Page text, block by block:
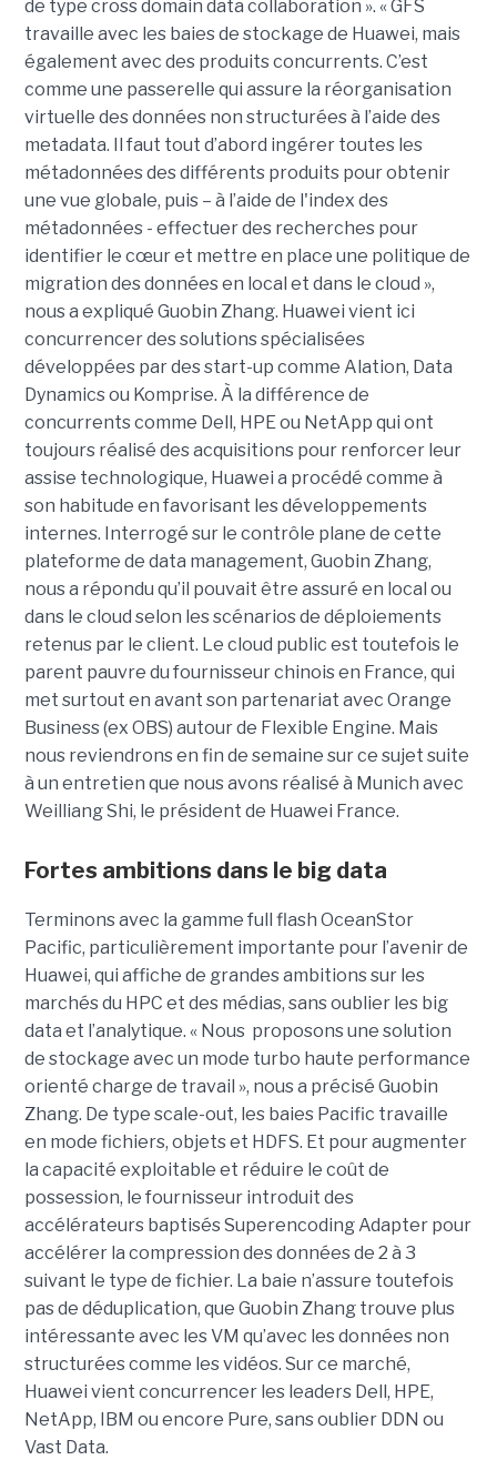
de type cross domain data collaboration ». « GFS
travaille avec les baies de stockage de Huawei, mais
également avec des produits concurrents. C’est
comme une passerelle qui assure la réorganisation
virtuelle des données non structurées à l’aide des
metadata. Il faut tout d’abord ingérer toutes les
métadonnées des différents produits pour obtenir
une vue globale, puis – à l’aide de l'index des
métadonnées - effectuer des recherches pour
identifier le cœur et mettre en place une politique de
migration des données en local et dans le cloud »,
nous a expliqué Guobin Zhang. Huawei vient ici
concurrencer des solutions spécialisées
développées par des start-up comme Alation, Data
Dynamics ou Komprise. À la différence de
concurrents comme Dell, HPE ou NetApp qui ont
toujours réalisé des acquisitions pour renforcer leur
assise technologique, Huawei a procédé comme à
son habitude en favorisant les développements
internes. Interrogé sur le contrôle plane de cette
plateforme de data management, Guobin Zhang,
nous a répondu qu’il pouvait être assuré en local ou
dans le cloud selon les scénarios de déploiements
retenus par le client. Le cloud public est toutefois le
parent pauvre du fournisseur chinois en France, qui
met surtout en avant son partenariat avec Orange
Business (ex OBS) autour de Flexible Engine. Mais
nous reviendrons en fin de semaine sur ce sujet suite
à un entretien que nous avons réalisé à Munich avec
Weilliang Shi, le président de Huawei France.
Fortes ambitions dans le big data
Terminons avec la gamme full flash OceanStor
Pacific, particulièrement importante pour l’avenir de
Huawei, qui affiche de grandes ambitions sur les
marchés du HPC et des médias, sans oublier les big
data et l’analytique. « Nous proposons une solution
de stockage avec un mode turbo haute performance
orienté charge de travail », nous a précisé Guobin
Zhang. De type scale-out, les baies Pacific travaille
en mode fichiers, objets et HDFS. Et pour augmenter
la capacité exploitable et réduire le coût de
possession, le fournisseur introduit des
accélérateurs baptisés Superencoding Adapter pour
accélérer la compression des données de 2 à 3
suivant le type de fichier. La baie n’assure toutefois
pas de déduplication, que Guobin Zhang trouve plus
intéressante avec les VM qu’avec les données non
structurées comme les vidéos. Sur ce marché,
Huawei vient concurrencer les leaders Dell, HPE,
NetApp, IBM ou encore Pure, sans oublier DDN ou
Vast Data.